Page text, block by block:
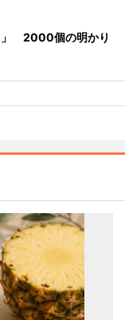
」 2000個の明かり